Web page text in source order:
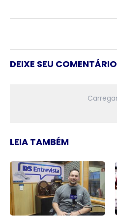
DEIXE SEU COMENTÁRIO
LEIA TAMBÉM